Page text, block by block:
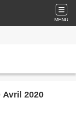
MENU
Avril 2020